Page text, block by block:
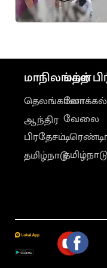
மாநிலங்கள்
தெலங்கானா
ஆந்திர
பிரதேசம்
தமிழ்நாடு
மற்ற
லோக்கல்
வேலை
தமிழ்நாடு